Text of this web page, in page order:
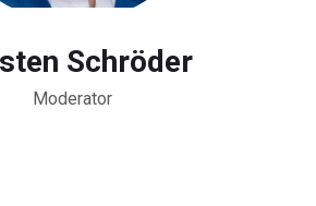
Schröder
Moderator